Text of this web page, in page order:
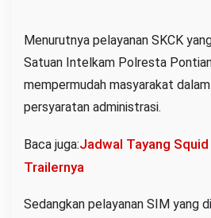
Menurutnya pelayanan SKCK
Satuan Intelkam Polresta
mempermudah masyarakat
persyaratan administrasi.
Baca juga:Jadwal Tayang
Trailernya
Sedangkan pelayanan SIM yang